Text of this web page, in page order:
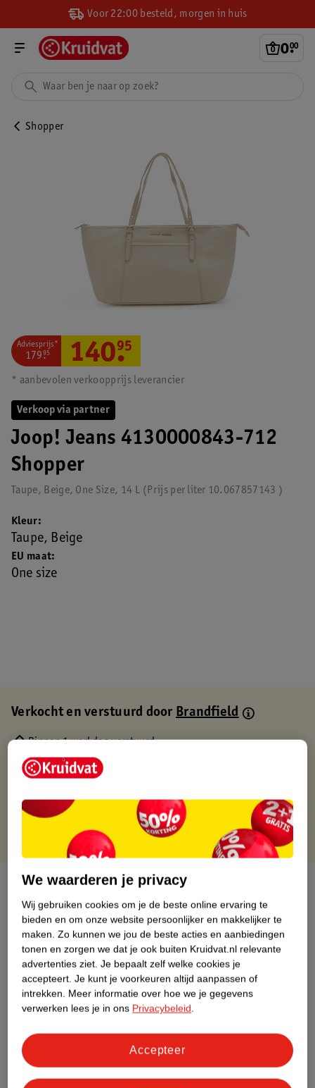
Voor 22:00 besteld, morgen in huis
0.
00
Shopper
Verkoop via partner
Joop! Jeans 4130000843-712
Shopper
Taupe, Beige, One Size, 14 L 10.067857143
Prijs per liter
Adviesprijs*
179.
95 140.
95
* aanbevolen verkoopprijs leverancier
EU maat
One size
Kleur
Taupe, Beige
Verkocht en verstuurd doorBrandfield
Binnen 1 werkdag verstuurd
Gratis thuisbezorgd
Gratis retourneren via verkooppartner.
Over dit product
Productinformatie
Etiketinformatie
Nature Impact Score
Impact Score.
Meer informatie
We waarderen je privacy
Wij gebruiken cookies om je de beste online ervaring te
bieden en om onze website persoonlijker en makkelijker te
maken. Zo kunnen we jou de beste acties en aanbiedingen
tonen en zorgen we dat je ook buiten Kruidvat.nl relevante
advertenties ziet. Je bepaalt zelf welke cookies je
accepteert. Je kunt je voorkeuren altijd aanpassen of
intrekken. Meer informatie over hoe we je gegevens
verwerken lees je in ons Privacybeleid.
Accepteer